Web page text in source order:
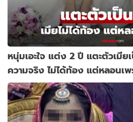
หนุ่มเอะใจ แต่ง 2 ปี แตะตัวเมีย
ความจริง ไม่ได้ท้อง แต่หลอนเพ